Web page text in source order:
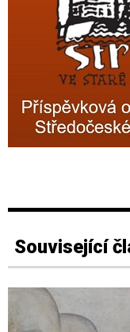
Související